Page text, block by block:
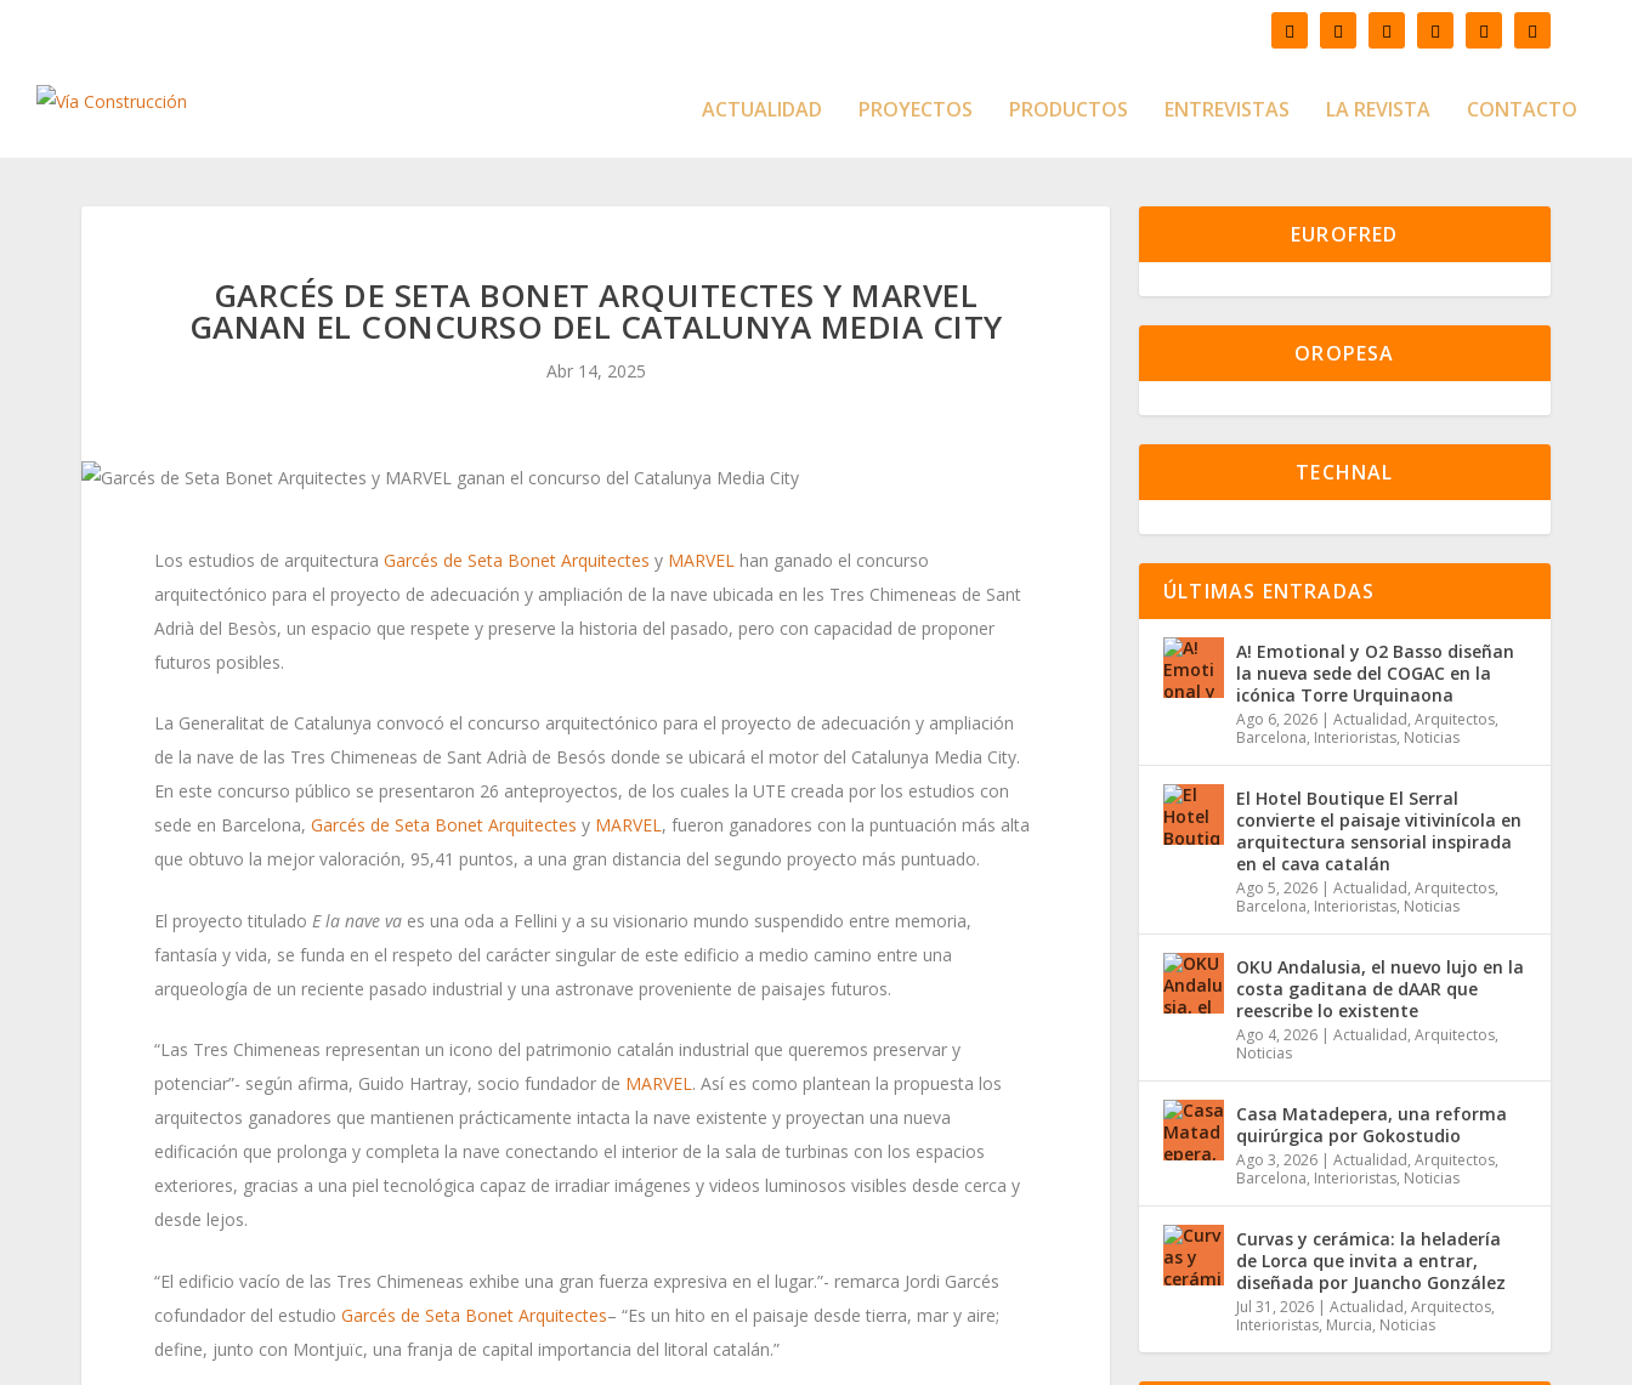
ACTUALIDAD PROYECTOS PRODUCTOS ENTREVISTAS LA REVISTA CONTACTO
GARCÉS DE SETA BONET ARQUITECTES Y MARVEL
GANAN EL CONCURSO DEL CATALUNYA MEDIA CITY
Abr 14, 2025
Los estudios de arquitecturaGarcés de Seta Bonet Arquitectes y MARVEL han ganado el concurso
arquitectónico para el proyecto de adecuación y ampliación de la nave ubicada en les Tres Chimeneas de Sant
Adrià del Besòs, un espacio que respete y preserve la historia del pasado, pero con capacidad de proponer
futuros posibles.
La Generalitat de Catalunya convocó el concurso arquitectónico para el proyecto de adecuación y ampliación
de la nave de las Tres Chimeneas de Sant Adrià de Besós donde se ubicará el motor del Catalunya Media City.
En este concurso público se presentaron 26 anteproyectos, de los cuales la UTE creada por los estudios con
sede en Barcelona,Garcés de Seta Bonet Arquitectes y MARVEL, fueron ganadores con la puntuación más alta
que obtuvo la mejor valoración, 95,41 puntos, a una gran distancia del segundo proyecto más puntuado.
El proyecto titulado E la nave va es una oda a Fellini y a su visionario mundo suspendido entre memoria,
fantasía y vida, se funda en el respeto del carácter singular de este edificio a medio camino entre una
arqueología de un reciente pasado industrial y una astronave proveniente de paisajes futuros.
“Las Tres Chimeneas representan un icono del patrimonio catalán industrial que queremos preservar y
potenciar”- según afirma, Guido Hartray, socio fundador de MARVEL. Así es como plantean la propuesta los
arquitectos ganadores que mantienen prácticamente intacta la nave existente y proyectan una nueva
edificación que prolonga y completa la nave conectando el interior de la sala de turbinas con los espacios
exteriores, gracias a una piel tecnológica capaz de irradiar imágenes y videos luminosos visibles desde cerca y
desde lejos.
“El edificio vacío de las Tres Chimeneas exhibe una gran fuerza expresiva en el lugar.”- remarca Jordi Garcés
cofundador del estudioGarcés de Seta Bonet Arquitectes– “Es un hito en el paisaje desde tierra, mar y aire;
define, junto con Montjuïc, una franja de capital importancia del litoral catalán.”
EUROFRED
OROPESA
TECHNAL
ÚLTIMAS ENTRADAS
A! Emotional y O2 Basso diseñan
la nueva sede del COGAC en la
icónica Torre Urquinaona
Ago 6, 2026 | Actualidad, Arquitectos,
Barcelona, Interioristas, Noticias
El Hotel Boutique El Serral
convierte el paisaje vitivinícola en
arquitectura sensorial inspirada
en el cava catalán
Ago 5, 2026 | Actualidad, Arquitectos,
Barcelona, Interioristas, Noticias
OKU Andalusia, el nuevo lujo en la
costa gaditana de dAAR que
reescribe lo existente
Ago 4, 2026 | Actualidad, Arquitectos,
Noticias
Casa Matadepera, una reforma
quirúrgica por Gokostudio
Ago 3, 2026 | Actualidad, Arquitectos,
Barcelona, Interioristas, Noticias
Curvas y cerámica: la heladería
de Lorca que invita a entrar,
diseñada por Juancho González
Jul 31, 2026 | Actualidad, Arquitectos,
Interioristas, Murcia, Noticias